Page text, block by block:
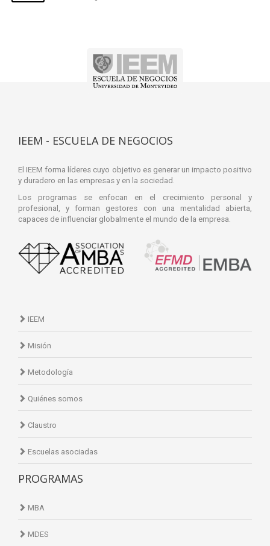
IEEM - ESCUELA DE NEGOCIOS
El IEEM forma líderes cuyo objetivo es generar un impacto positivo
y duradero en las empresas y en la sociedad.
Los programas se enfocan en el crecimiento personal y
profesional, y forman gestores con una mentalidad abierta,
capaces de influenciar globalmente el mundo de la empresa.
IEEM
Misión
Metodología
Quiénes somos
Claustro
Escuelas asociadas
PROGRAMAS
MBA
MDES